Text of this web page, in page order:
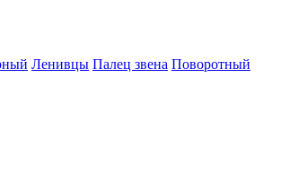
Ленивцы Палец звена Поворотный